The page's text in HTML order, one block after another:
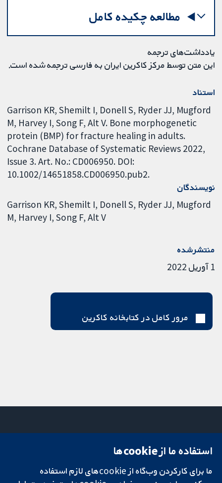
مطالعه چکیده کامل
یادداشت‌های ترجمه
این متن توسط مرکز کاکرین ایران به فارسی ترجمه شده است.
استناد
Garrison KR, Shemilt I, Donell S, Ryder JJ, Mugford
M, Harvey I, Song F, Alt V. Bone morphogenetic
protein (BMP) for fracture healing in adults.
Cochrane Database of Systematic Reviews 2022,
Issue 3. Art. No.: CD006950. DOI:
10.1002/14651858.CD006950.pub2.
نویسندگان
Garrison KR Shemilt I Donell S Ryder JJ Mugford
M Harvey I Song F Alt V
منتشرشده
1 آوریل 2022
مرور کامل در کتابخانه کاکرین
تحقیقات قابل
اعتماد.
میدان کاوندیش
لندن
دفتر رسانه‌ای
استفاده ما از cookie‌ها
ما برای کارکردن وب‌گاه از cookie‌های لازم استفاده